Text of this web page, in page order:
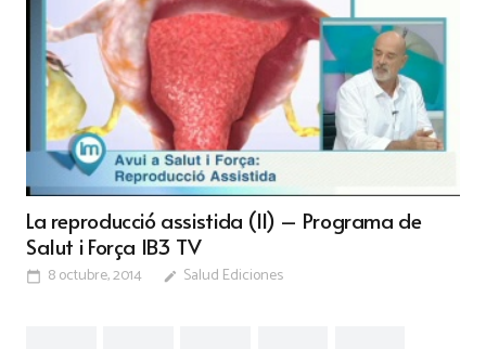
La reproducció assistida (II) – Programa de
Salut i Força IB3 TV
calendar_today 8 octubre, 2014 edit Salud Ediciones